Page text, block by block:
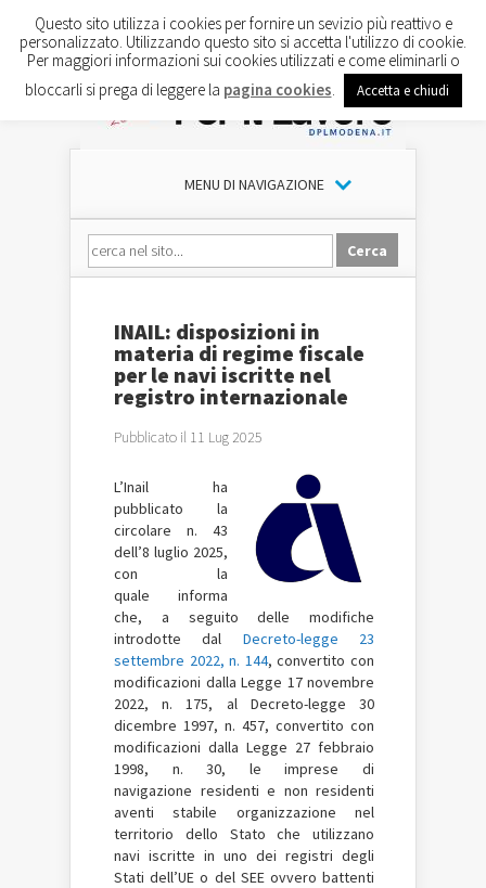
MENU DI NAVIGAZIONE
INAIL: disposizioni in
materia di regime fiscale
per le navi iscritte nel
registro internazionale
Pubblicato il 11 Lug 2025
L’Inail ha
pubblicato la
circolare n. 43
dell’8 luglio 2025,
con la
quale informa
che, a seguito delle modifiche
introdotte dal Decreto-legge 23
settembre 2022, n. 144, convertito con
modificazioni dalla Legge 17 novembre
2022, n. 175, al Decreto-legge 30
dicembre 1997, n. 457, convertito con
modificazioni dalla Legge 27 febbraio
1998, n. 30, le imprese di
navigazione residenti e non residenti
aventi stabile organizzazione nel
territorio dello Stato che utilizzano
navi iscritte in uno dei registri degli
Stati dell’UE o del SEE ovvero battenti
Questo sito utilizza i cookies per fornire un sevizio più reattivo e
personalizzato. Utilizzando questo sito si accetta l'utilizzo di cookie.
Per maggiori informazioni sui cookies utilizzati e come eliminarli o
bloccarli si prega di leggere la pagina cookies Accetta e chiudi